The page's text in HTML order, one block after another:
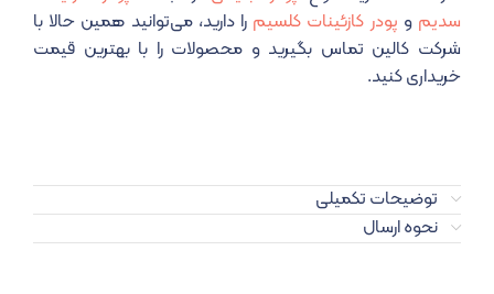
سدیم و پودر کازئینات کلسیم را دارید، می‌توانید همین حالا با
شرکت کالین تماس بگیرید و محصولات را با بهترین قیمت
خریداری کنید.
توضیحات تکمیلی
نحوه ارسال